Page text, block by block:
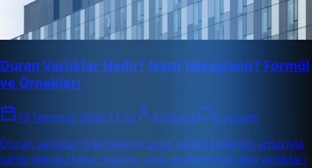
Duran Varlıklar Nedir? Nasıl Hesaplanır? Formül
ve Örnekleri
18 Temmuz 2026 11:55 Enabase
0 yorum
Duran varlıklar, işletmelerin uzun vadeli kullanım amacıyla
sahip olduğu bina, makine, araç ve demirbaş gibi varlıkları